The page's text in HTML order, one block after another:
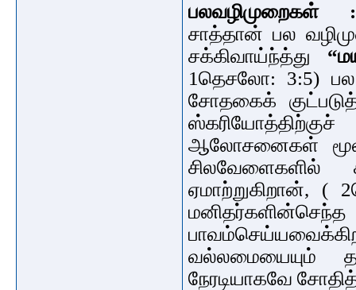
பலவழிமுறைகள்
சாத்தான் பல
சக்கிவாய்ந்த்து
1தெசலோ: 3:5)
சோதகைக்
ஆலோசனைகள்
சிலவேளைகளில்
ஏமாற்றுகிறான்,
வல்லமையையும்
நேரடியாகவே